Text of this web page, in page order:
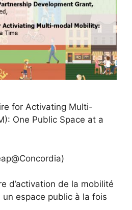
for Activating Multi-
One Public Space at a
d’activation de la mobilité
espace public à la fois